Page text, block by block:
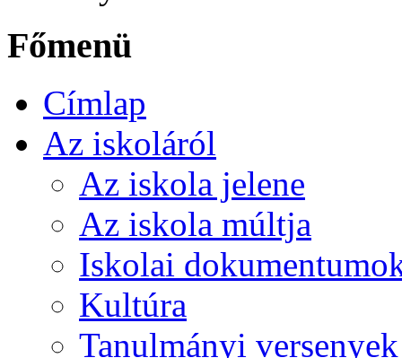
Főmenü
Címlap
Az iskoláról
Az iskola jelene
Az iskola múltja
Iskolai
Kultúra
Tanulmányi versenyek